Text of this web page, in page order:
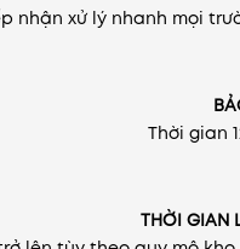
nhận xử lý nhanh mọi
Thời gian
THỜI GIAN